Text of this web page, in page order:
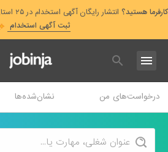
کارفرما هستید؟ انتشار رایگان آگهی استخدام در ۲۵ استان و ۲۶ دسته‌بندی شغلی
ثبت آگهی استخدام
درخواست‌های من نشان‌شده‌ها